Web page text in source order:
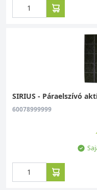
SIRIUS - Páraelszívó
60078999999